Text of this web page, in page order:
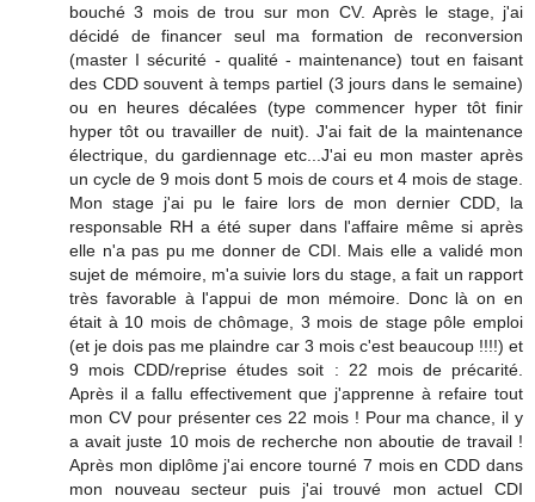
bouché 3 mois de trou sur mon CV. Après le stage, j'ai
décidé de financer seul ma formation de reconversion
(master I sécurité - qualité - maintenance) tout en faisant
des CDD souvent à temps partiel (3 jours dans le semaine)
ou en heures décalées (type commencer hyper tôt finir
hyper tôt ou travailler de nuit). J'ai fait de la maintenance
électrique, du gardiennage etc...J'ai eu mon master après
un cycle de 9 mois dont 5 mois de cours et 4 mois de stage.
Mon stage j'ai pu le faire lors de mon dernier CDD, la
responsable RH a été super dans l'affaire même si après
elle n'a pas pu me donner de CDI. Mais elle a validé mon
sujet de mémoire, m'a suivie lors du stage, a fait un rapport
très favorable à l'appui de mon mémoire. Donc là on en
était à 10 mois de chômage, 3 mois de stage pôle emploi
(et je dois pas me plaindre car 3 mois c'est beaucoup !!!!) et
9 mois CDD/reprise études soit : 22 mois de précarité.
Après il a fallu effectivement que j'apprenne à refaire tout
mon CV pour présenter ces 22 mois ! Pour ma chance, il y
a avait juste 10 mois de recherche non aboutie de travail !
Après mon diplôme j'ai encore tourné 7 mois en CDD dans
mon nouveau secteur puis j'ai trouvé mon actuel CDI